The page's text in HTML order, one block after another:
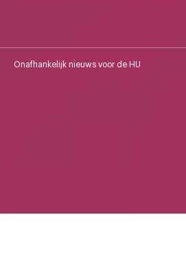
Onafhankelijk nieuws voor de HU